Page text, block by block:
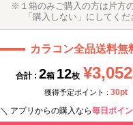
※１箱のみご購入の方は片方
「購入しない」にしてくだ
カラコン全品送料無
合計 : 2箱 12枚 ¥3,052
獲得予定ポイント : 30pt
＼ アプリからの購入なら毎日ポイ